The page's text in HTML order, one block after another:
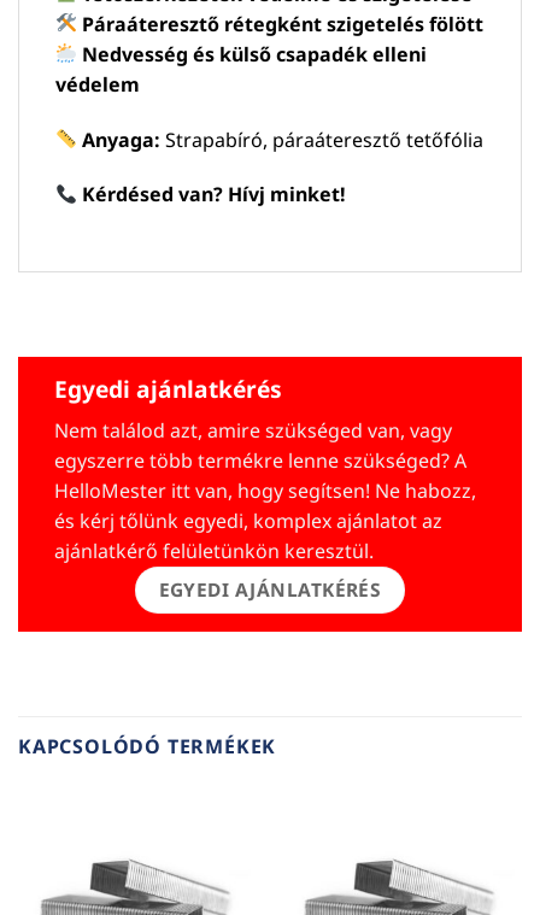
Páraáteresztő rétegként szigetelés fölött
Nedvesség és külső csapadék elleni
védelem
Anyaga: Strapabíró, páraáteresztő tetőfólia
Kérdésed van? Hívj minket!
Egyedi ajánlatkérés
Nem találod azt, amire szükséged van, vagy
egyszerre több termékre lenne szükséged? A
HelloMester itt van, hogy segítsen! Ne habozz,
és kérj tőlünk egyedi, komplex ajánlatot az
ajánlatkérő felületünkön keresztül.
EGYEDI AJÁNLATKÉRÉS
KAPCSOLÓDÓ TERMÉKEK